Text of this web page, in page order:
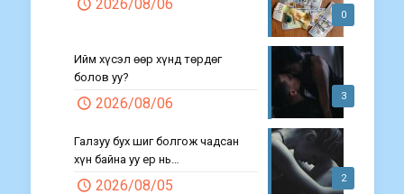
0
2026/08/06
3
Ийм хүсэл өөр хүнд төрдөг
болов уу?
2026/08/06
2
Галзуу бух шиг болгож чадсан
хүн байна уу ер нь…
2026/08/05